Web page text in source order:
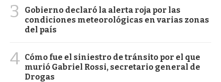
3
Gobierno declaró la alerta roja por las
condiciones meteorológicas en varias zonas
del país
4 Cómo fue el siniestro de tránsito por el que
murió Gabriel Rossi, secretario general de
Drogas